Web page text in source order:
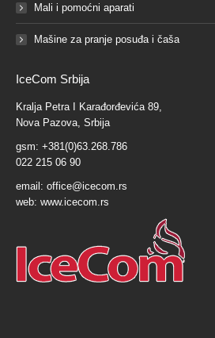
Mali i pomoćni aparati
Mašine za pranje posuđa i čaša
IceCom Srbija
Kralja Petra I Karađorđevića 89,
Nova Pazova, Srbija
gsm: +381(0)63.268.786
022 215 06 90
email: office@icecom.rs
web: www.icecom.rs